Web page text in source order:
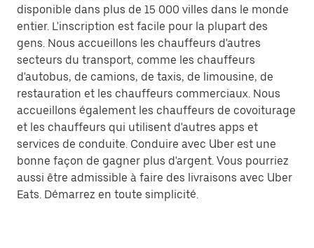
disponible dans plus de 15 000 villes dans le monde
entier. L'inscription est facile pour la plupart des
gens. Nous accueillons les chauffeurs d'autres
secteurs du transport, comme les chauffeurs
d'autobus, de camions, de taxis, de limousine, de
restauration et les chauffeurs commerciaux. Nous
accueillons également les chauffeurs de covoiturage
et les chauffeurs qui utilisent d'autres apps et
services de conduite. Conduire avec Uber est une
bonne façon de gagner plus d'argent. Vous pourriez
aussi être admissible à faire des livraisons avec Uber
Eats. Démarrez en toute simplicité.